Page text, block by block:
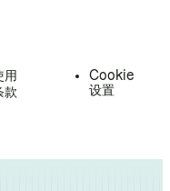
用
款
Cookie
设置